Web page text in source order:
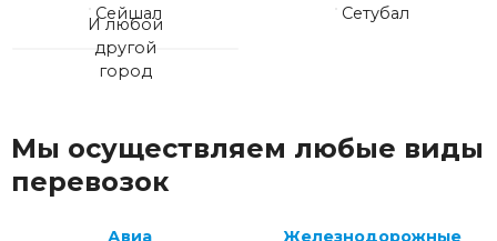
Сейшал Сетубал
И любой
другой
город
Мы осуществляем любые виды
перевозок
Авиа Железнодорожные